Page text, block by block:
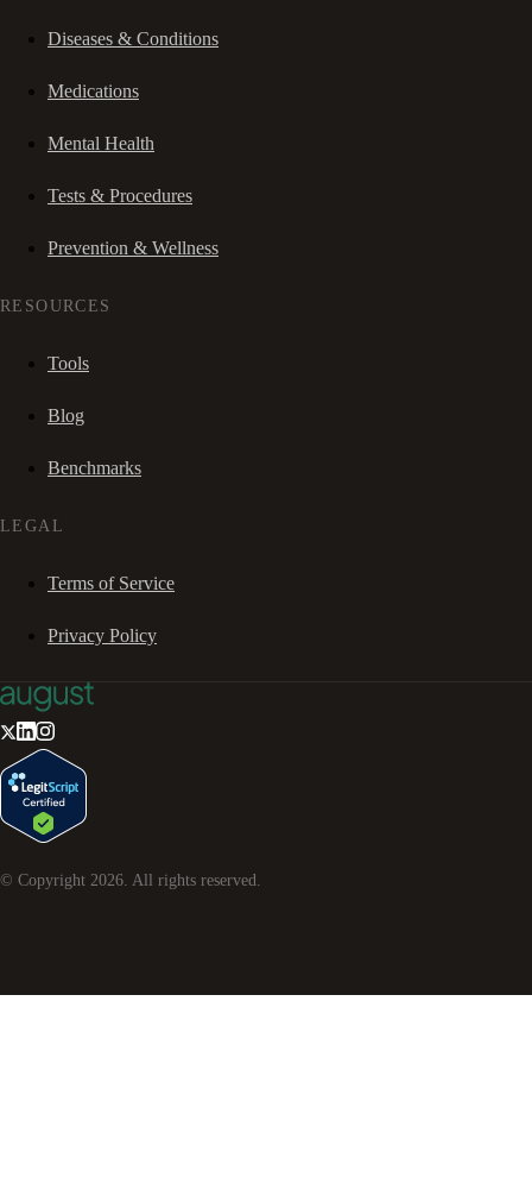
Diseases & Conditions
Medications
Mental Health
Tests & Procedures
Prevention & Wellness
RESOURCES
Tools
Blog
Benchmarks
LEGAL
Terms of Service
Privacy Policy
© Copyright 2026 . All rights reserved.